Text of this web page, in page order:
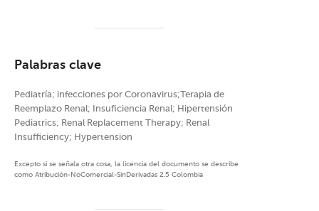
Palabras clave
Pediatría; infecciones por Coronavirus;Terapia de
Reemplazo Renal; Insuficiencia Renal; Hipertensión
Pediatrics; Renal Replacement Therapy; Renal
Insufficiency; Hypertension
Excepto si se señala otra cosa, la licencia del documento se describe
como Atribución-NoComercial-SinDerivadas 2.5 Colombia